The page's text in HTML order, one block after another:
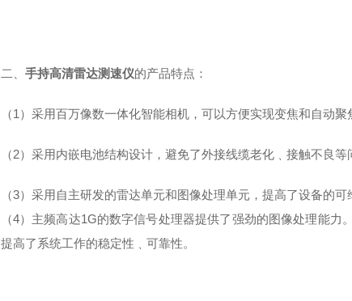
二、 手持高清雷达测速仪的产品特点：
（1）采用百万像数一体化智能相机，可以方便实现变焦和自动
（2）采用内嵌电池结构设计，避免了外接线缆老化﹑接触不良等
（3）采用自主研发的雷达单元和图像处理单元，提高了设备的可
（4）主频高达1G的数字信号处理器提供了强劲的图像处理能
提高了系统工作的稳定性﹑可靠性。